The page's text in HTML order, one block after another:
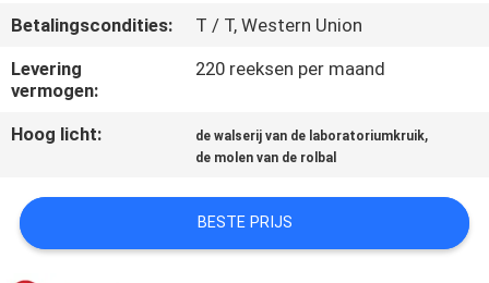
OM EEN
CITAAT
SITEMAP
PRIVACYBELEID
Betalingscondities:
T / T, Western Union
Levering
vermogen:
220 reeksen per maand
Hoog licht: de walserij van de laboratoriumkruik,
de molen van de rolbal
BESTE PRIJS